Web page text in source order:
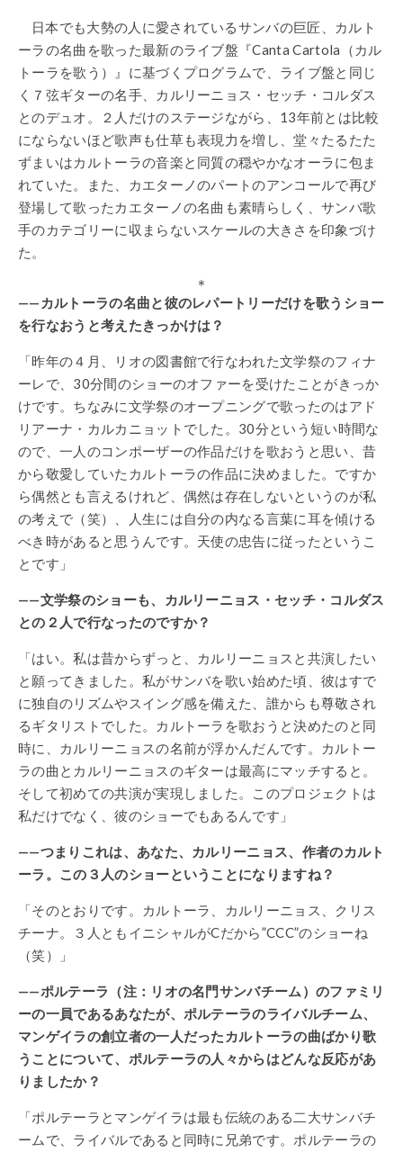
日本でも大勢の人に愛されているサンバの巨匠、カルト
ーラの名曲を歌った最新のライブ盤『Canta Cartola（カル
トーラを歌う）』に基づくプログラムで、ライブ盤と同じ
く７弦ギターの名手、カルリーニョス・セッチ・コルダス
とのデュオ。２人だけのステージながら、13年前とは比較
にならないほど歌声も仕草も表現力を増し、堂々たるたた
ずまいはカルトーラの音楽と同質の穏やかなオーラに包ま
れていた。また、カエターノのパートのアンコールで再び
登場して歌ったカエターノの名曲も素晴らしく、サンバ歌
手のカテゴリーに収まらないスケールの大きさを印象づけ
た。
＊
——カルトーラの名曲と彼のレパートリーだけを歌うショー
を行なおうと考えたきっかけは？
「昨年の４月、リオの図書館で行なわれた文学祭のフィナ
ーレで、30分間のショーのオファーを受けたことがきっか
けです。ちなみに文学祭のオープニングで歌ったのはアド
リアーナ・カルカニョットでした。30分という短い時間な
ので、一人のコンポーザーの作品だけを歌おうと思い、昔
から敬愛していたカルトーラの作品に決めました。ですか
ら偶然とも言えるけれど、偶然は存在しないというのが私
の考えで（笑）、人生には自分の内なる言葉に耳を傾ける
べき時があると思うんです。天使の忠告に従ったというこ
とです」
——文学祭のショーも、カルリーニョス・セッチ・コルダス
との２人で行なったのですか？
「はい。私は昔からずっと、カルリーニョスと共演したい
と願ってきました。私がサンバを歌い始めた頃、彼はすで
に独自のリズムやスイング感を備えた、誰からも尊敬され
るギタリストでした。カルトーラを歌おうと決めたのと同
時に、カルリーニョスの名前が浮かんだんです。カルトー
ラの曲とカルリーニョスのギターは最高にマッチすると。
そして初めての共演が実現しました。このプロジェクトは
私だけでなく、彼のショーでもあるんです」
——つまりこれは、あなた、カルリーニョス、作者のカルト
ーラ。この３人のショーということになりますね？
「そのとおりです。カルトーラ、カルリーニョス、クリス
チーナ。３人ともイニシャルがCだから”CCC”のショーね
（笑）」
——ポルテーラ（注：リオの名門サンバチーム）のファミリ
ーの一員であるあなたが、ポルテーラのライバルチーム、
マンゲイラの創立者の一人だったカルトーラの曲ばかり歌
うことについて、ポルテーラの人々からはどんな反応があ
りましたか？
「ポルテーラとマンゲイラは最も伝統のある二大サンバチ
ームで、ライバルであると同時に兄弟です。ポルテーラの